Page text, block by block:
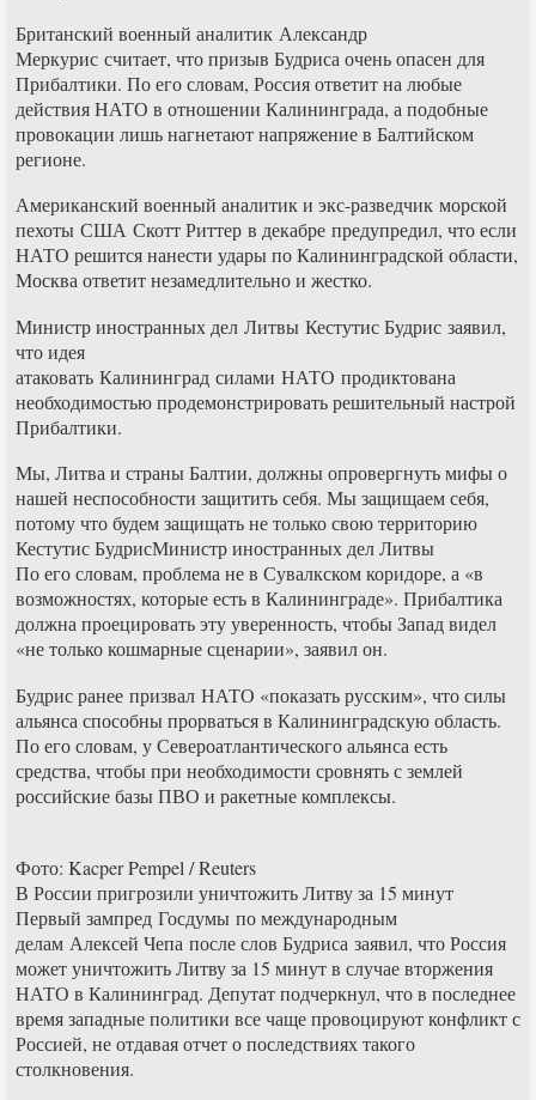
Британский военный аналитик Александр
Меркурис считает, что призыв Будриса очень опасен для
Прибалтики. По его словам, Россия ответит на любые
действия НАТО в отношении Калининграда, а подобные
провокации лишь нагнетают напряжение в Балтийском
регионе.
Американский военный аналитик и экс-разведчик морской
пехоты США Скотт Риттер в декабре предупредил, что если
НАТО решится нанести удары по Калининградской области,
Москва ответит незамедлительно и жестко.
Министр иностранных дел Литвы Кестутис Будрис заявил,
что идея
атаковать Калининград силами НАТО продиктована
необходимостью продемонстрировать решительный настрой
Прибалтики.
Мы, Литва и страны Балтии, должны опровергнуть мифы о
нашей неспособности защитить себя. Мы защищаем себя,
потому что будем защищать не только свою территорию
Кестутис БудрисМинистр иностранных дел Литвы
По его словам, проблема не в Сувалкском коридоре, а «в
возможностях, которые есть в Калининграде». Прибалтика
должна проецировать эту уверенность, чтобы Запад видел
«не только кошмарные сценарии», заявил он.
Будрис ранее призвал НАТО «показать русским», что силы
альянса способны прорваться в Калининградскую область.
По его словам, у Североатлантического альянса есть
средства, чтобы при необходимости сровнять с землей
российские базы ПВО и ракетные комплексы.
Фото: Kacper Pempel / Reuters
В России пригрозили уничтожить Литву за 15 минут
Первый зампред Госдумы по международным
делам Алексей Чепа после слов Будриса заявил, что Россия
может уничтожить Литву за 15 минут в случае вторжения
НАТО в Калининград. Депутат подчеркнул, что в последнее
время западные политики все чаще провоцируют конфликт с
Россией, не отдавая отчет о последствиях такого
столкновения.